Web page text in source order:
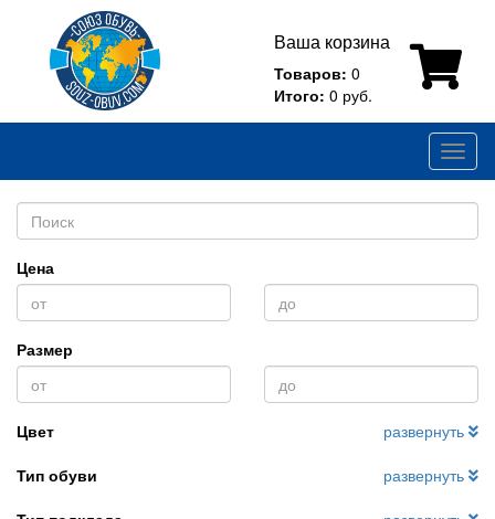
Ваша корзина
Товаров: 0
Итого: 0 руб.
Цена
Размер
Цвет
развернуть
Тип обуви
развернуть